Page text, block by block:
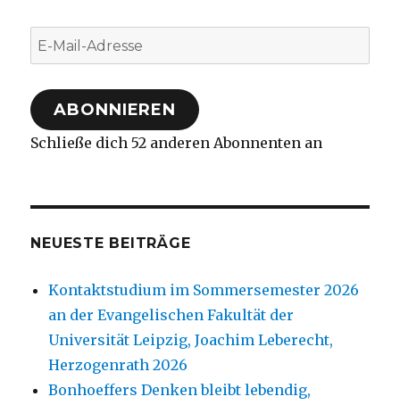
E-
Mail-
Adresse
ABONNIEREN
Schließe dich 52 anderen Abonnenten an
NEUESTE BEITRÄGE
Kontaktstudium im Sommersemester 2026
an der Evangelischen Fakultät der
Universität Leipzig, Joachim Leberecht,
Herzogenrath 2026
Bonhoeffers Denken bleibt lebendig,